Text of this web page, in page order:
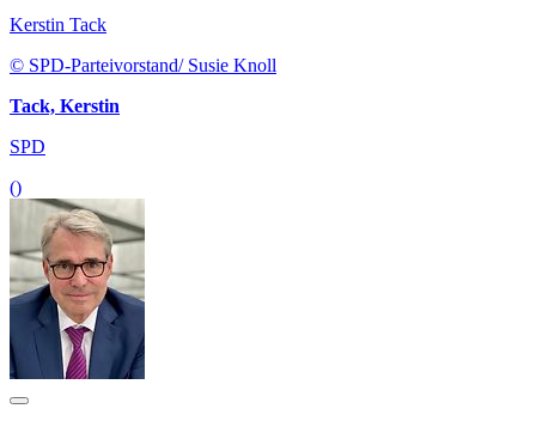
Kerstin Tack
© SPD-Parteivorstand/ Susie Knoll
Tack, Kerstin
SPD
()